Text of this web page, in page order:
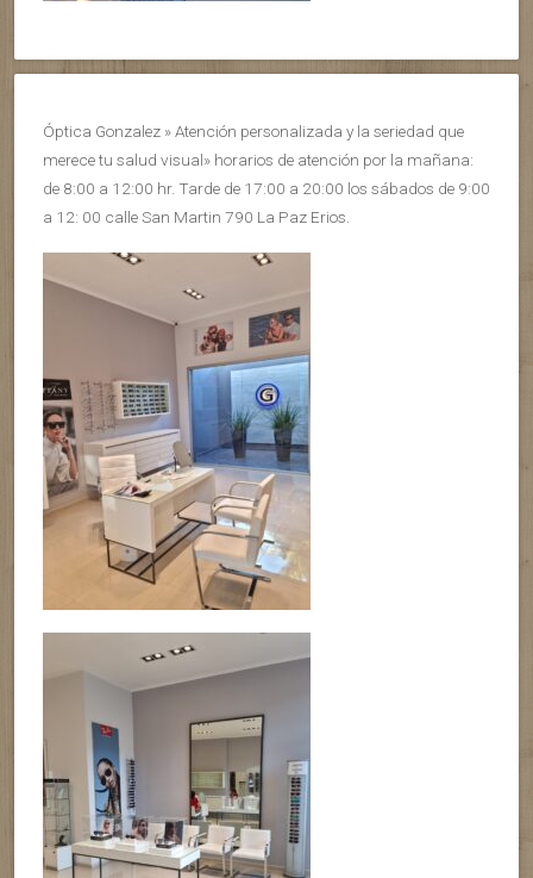
Óptica Gonzalez » Atención personalizada y la seriedad que
merece tu salud visual» horarios de atención por la mañana:
de 8:00 a 12:00 hr. Tarde de 17:00 a 20:00 los sábados de 9:00
a 12: 00 calle San Martin 790 La Paz Erios.